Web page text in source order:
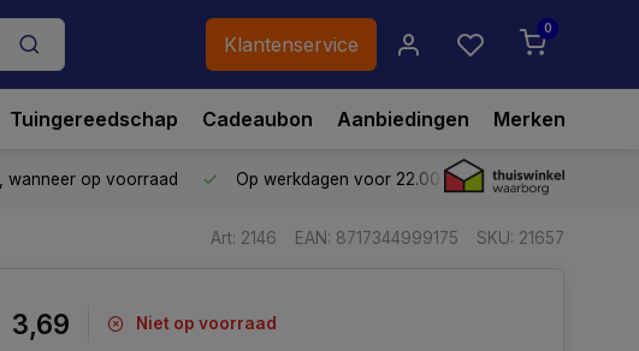
Klantenservice
0
Tuingereedschap Cadeaubon Aanbiedingen Merken
, wanneer op voorraad Op werkdagen voor 22.00 uur besteld,vandaag
Art: 2146 EAN: 8717344999175 SKU: 21657
3,69 Niet op voorraad